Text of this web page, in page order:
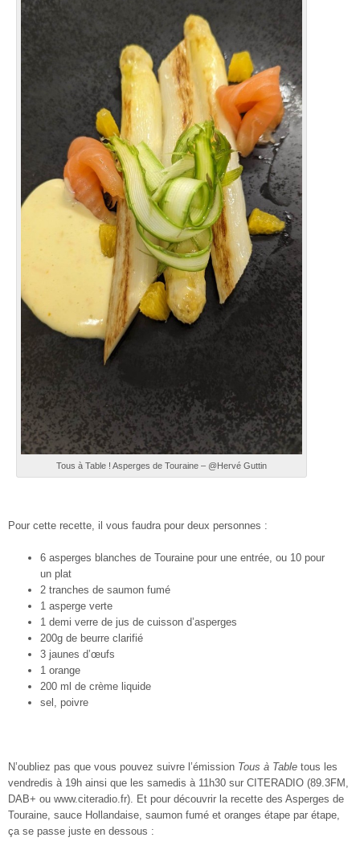
Tous à Table ! Asperges de Touraine – @Hervé Guttin
Pour cette recette, il vous faudra pour deux personnes :
6 asperges blanches de Touraine pour une entrée, ou 10 pour
un plat
2 tranches de saumon fumé
1 asperge verte
1 demi verre de jus de cuisson d’asperges
200g de beurre clarifié
3 jaunes d’œufs
1 orange
200 ml de crème liquide
sel, poivre
N’oubliez pas que vous pouvez suivre l’émission Tous à Table tous les
vendredis à 19h ainsi que les samedis à 11h30 sur CITERADIO (89.3FM,
DAB+ ou www.citeradio.fr). Et pour découvrir la recette des Asperges de
Touraine, sauce Hollandaise, saumon fumé et oranges étape par étape,
ça se passe juste en dessous :